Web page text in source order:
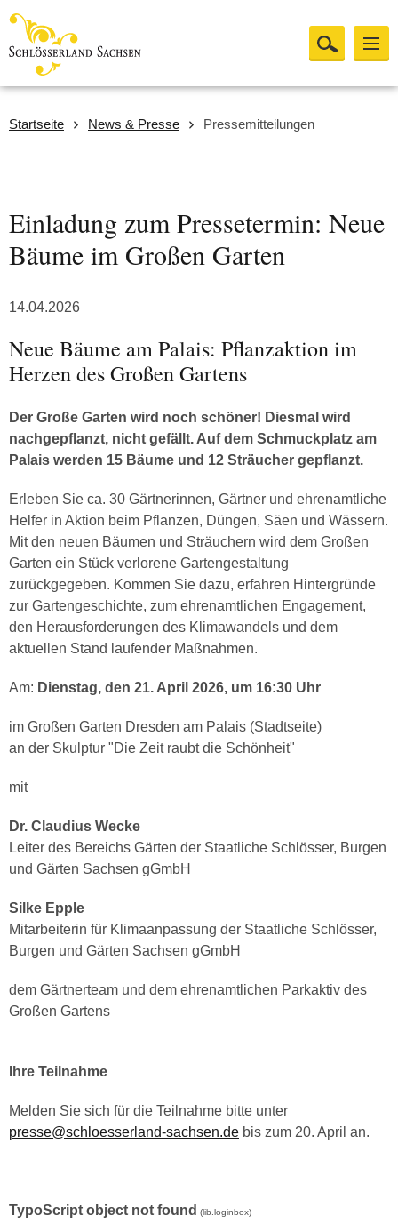
Startseite News & Presse Pressemitteilungen
Einladung zum Pressetermin: Neue
Bäume im Großen Garten
14.04.2026
Neue Bäume am Palais: Pflanzaktion im
Herzen des Großen Gartens
Der Große Garten wird noch schöner! Diesmal wird
nachgepflanzt, nicht gefällt. Auf dem Schmuckplatz am
Palais werden 15 Bäume und 12 Sträucher gepflanzt.
Erleben Sie ca. 30 Gärtnerinnen, Gärtner und ehrenamtliche
Helfer in Aktion beim Pflanzen, Düngen, Säen und Wässern.
Mit den neuen Bäumen und Sträuchern wird dem Großen
Garten ein Stück verlorene Gartengestaltung
zurückgegeben. Kommen Sie dazu, erfahren Hintergründe
zur Gartengeschichte, zum ehrenamtlichen Engagement,
den Herausforderungen des Klimawandels und dem
aktuellen Stand laufender Maßnahmen.
Am: Dienstag, den 21. April 2026, um 16:30 Uhr
im Großen Garten Dresden am Palais (Stadtseite)
an der Skulptur "Die Zeit raubt die Schönheit"
mit
Dr. Claudius Wecke
Leiter des Bereichs Gärten der Staatliche Schlösser, Burgen
und Gärten Sachsen gGmbH
Silke Epple
Mitarbeiterin für Klimaanpassung der Staatliche Schlösser,
Burgen und Gärten Sachsen gGmbH
dem Gärtnerteam und dem ehrenamtlichen Parkaktiv des
Großen Gartens
Ihre Teilnahme
Melden Sie sich für die Teilnahme bitte unter
presse@schloesserland-sachsen.de bis zum 20. April an.
TypoScript object not found (lib.loginbox)